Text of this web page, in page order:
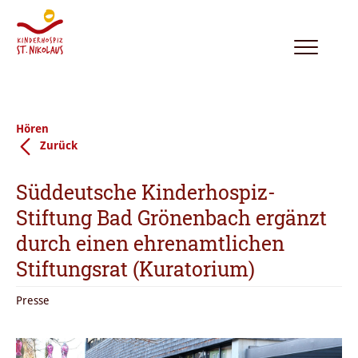
Toggle
Hören
Zurück
Süddeutsche Kinderhospiz-
Stiftung Bad Grönenbach ergänzt
durch einen ehrenamtlichen
Stiftungsrat (Kuratorium)
Presse